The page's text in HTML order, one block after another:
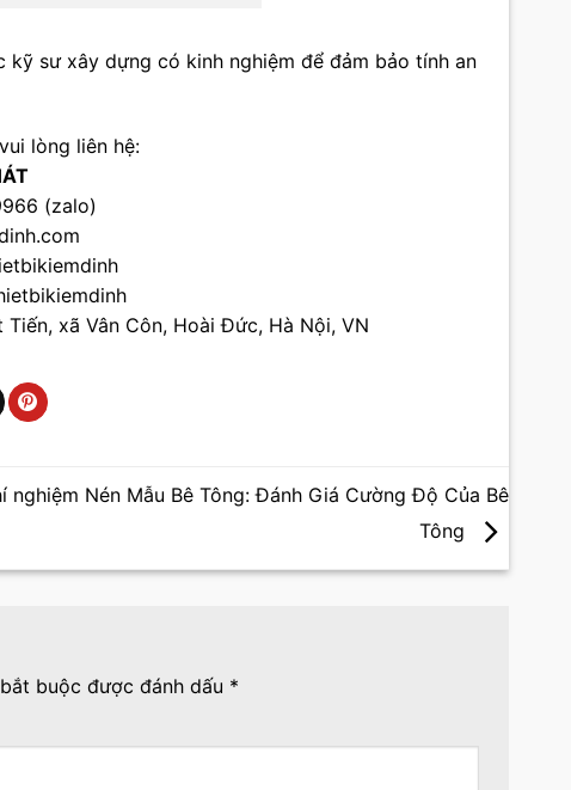
sư xây dựng có kinh nghiệm để đảm bảo tính an
lòng liên hệ:
(zalo)
xã Vân Côn, Hoài Đức, Hà Nội, VN
nghiệm Nén Mẫu Bê Tông: Đánh Giá Cường Độ Của Bê
Tông
buộc được đánh dấu *